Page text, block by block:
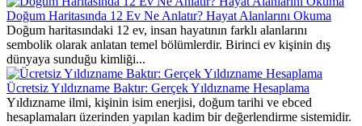
Doğum Haritasında 12 Ev Ne Anlatır? Hayat Alanlarını Okuma
Doğum haritasındaki 12 ev, insan hayatının farklı alanlarını
sembolik olarak anlatan temel bölümlerdir. Birinci ev kişinin dış
dünyaya sunduğu kimliği...
Ücretsiz Yıldızname Baktır: Gerçek Yıldızname Hesaplama
Yıldızname ilmi, kişinin isim enerjisi, doğum tarihi ve ebced
hesaplamaları üzerinden yapılan kadim bir değerlendirme sistemidir.